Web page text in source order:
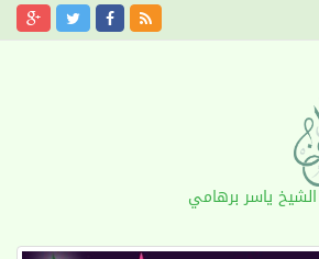
ياسر برهامي